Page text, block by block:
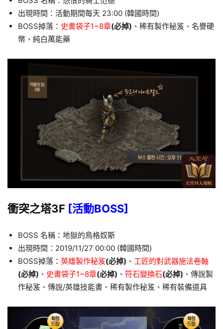
出現時間：活動期間每天 23:00 (韓國時間)
BOSS掉落： 史書袋子1~8章(必掉) 、稀有製作秘笈、名譽硬
幣、純白萬能藥
衝突之塔3F [活動BOSS]
BOSS 名稱：地獄的鳥格奴斯
出現時間：2019/11/27 00:00 (韓國時間)
BOSS掉落： 英雄製作秘笈(必掉) 、 工匠的對武器施法卷軸
(必掉) 、 史書袋子1~8章(必掉) 、 符石變換石(必掉) 、傳說製
作秘笈、傳說/英雄技能書、稀有製作秘笈、稀有裝備道具